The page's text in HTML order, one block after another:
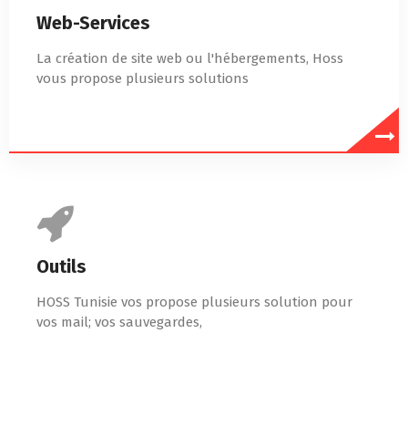
Web-Services
La création de site web ou l'hébergements, Hoss
vous propose plusieurs solutions
Outils
HOSS Tunisie vos propose plusieurs solution pour
vos mail; vos sauvegardes,